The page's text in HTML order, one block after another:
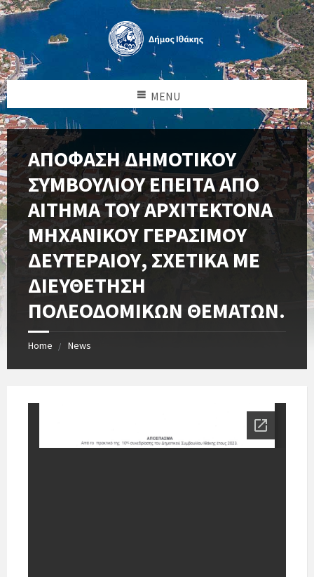
MENU
ΑΠΟΦΑΣΗ ΔΗΜΟΤΙΚΟΥ
ΣΥΜΒΟΥΛΙΟΥ ΕΠΕΙΤΑ ΑΠΟ
ΑΙΤΗΜΑ ΤΟΥ ΑΡΧΙΤΕΚΤΟΝΑ
ΜΗΧΑΝΙΚΟΥ ΓΕΡΑΣΙΜΟΥ
ΔΕΥΤΕΡΑΙΟΥ, ΣΧΕΤΙΚΑ ΜΕ
ΔΙΕΥΘΕΤΗΣΗ
ΠΟΛΕΟΔΟΜΙΚΩΝ ΘΕΜΑΤΩΝ.
Home News